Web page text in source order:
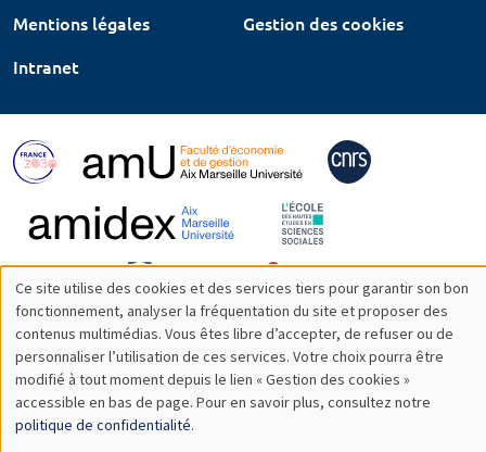
Mentions légales
Gestion des cookies
Intranet
Utilisation
des
données
personnelles
Ce site utilise des cookies et des services tiers pour garantir son bon
fonctionnement, analyser la fréquentation du site et proposer des
contenus multimédias. Vous êtes libre d’accepter, de refuser ou de
personnaliser l’utilisation de ces services. Votre choix pourra être
modifié à tout moment depuis le lien « Gestion des cookies »
accessible en bas de page. Pour en savoir plus, consultez notre
politique de confidentialité.